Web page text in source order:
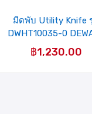
มีดพับ Utility Knife
DWHT10035-0
฿1,230.00